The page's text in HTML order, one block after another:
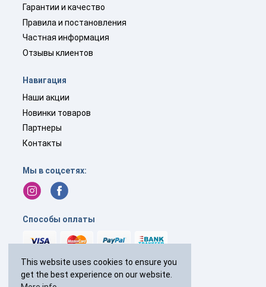
This website uses cookies to ensure you
get the best experience on our website.
Гарантии и качество
Правила и постановления
Частная информация
Отзывы клиентов
Навигация
Наши акции
Новинки товаров
Партнеры
Контакты
Мы в соцсетях:
Способы оплаты
+44(0) 238 040 7287